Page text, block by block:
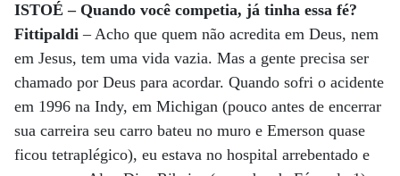
ISTOÉ – Quando você competia, já tinha essa fé?
Fittipaldi – Acho que quem não acredita em Deus, nem
em Jesus, tem uma vida vazia. Mas a gente precisa ser
chamado por Deus para acordar. Quando sofri o acidente
em 1996 na Indy, em Michigan (pouco antes de encerrar
sua carreira seu carro bateu no muro e Emerson quase
ficou tetraplégico), eu estava no hospital arrebentado e